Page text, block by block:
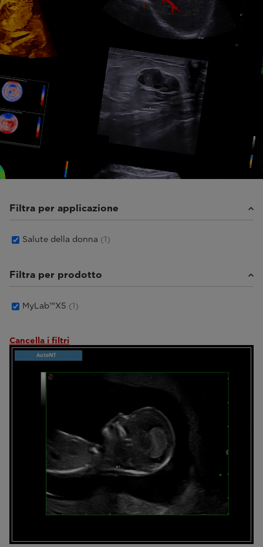
Filtra per applicazione
Salute della donna (1)
Filtra per prodotto
MyLab™X5 (1)
Cancella i filtri